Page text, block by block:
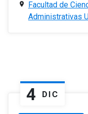
Facultad de
Administrativas
4 DIC